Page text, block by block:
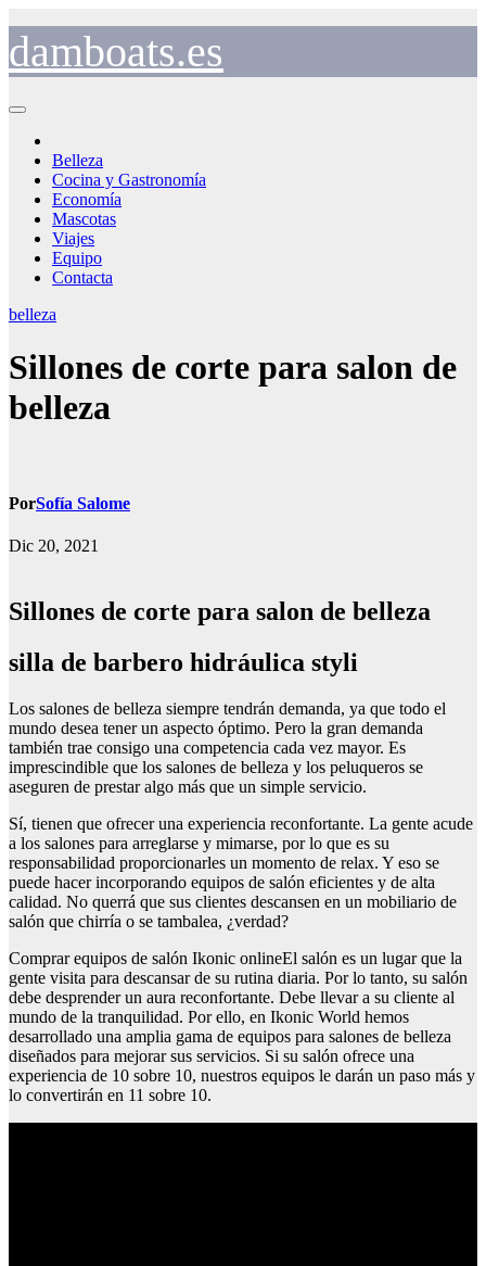
contenido
damboats.es
Belleza
Cocina y Gastronomía
Economía
Mascotas
Viajes
Equipo
Contacta
belleza
Sillones de corte para salon de
belleza
PorSofía Salome
Dic 20, 2021
Sillones de corte para salon de belleza
silla de barbero hidráulica styli
Los salones de belleza siempre tendrán demanda, ya que todo el
mundo desea tener un aspecto óptimo. Pero la gran demanda
también trae consigo una competencia cada vez mayor. Es
imprescindible que los salones de belleza y los peluqueros se
aseguren de prestar algo más que un simple servicio.
Sí, tienen que ofrecer una experiencia reconfortante. La gente acude
a los salones para arreglarse y mimarse, por lo que es su
responsabilidad proporcionarles un momento de relax. Y eso se
puede hacer incorporando equipos de salón eficientes y de alta
calidad. No querrá que sus clientes descansen en un mobiliario de
salón que chirría o se tambalea, ¿verdad?
Comprar equipos de salón Ikonic onlineEl salón es un lugar que la
gente visita para descansar de su rutina diaria. Por lo tanto, su salón
debe desprender un aura reconfortante. Debe llevar a su cliente al
mundo de la tranquilidad. Por ello, en Ikonic World hemos
desarrollado una amplia gama de equipos para salones de belleza
diseñados para mejorar sus servicios. Si su salón ofrece una
experiencia de 10 sobre 10, nuestros equipos le darán un paso más y
lo convertirán en 11 sobre 10.